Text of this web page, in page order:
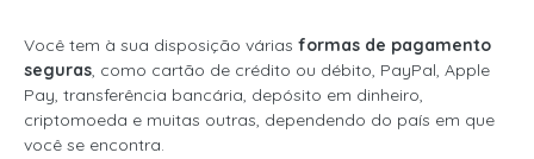
Você tem à sua disposição várias formas de pagamento
seguras, como cartão de crédito ou débito, PayPal, Apple
Pay, transferência bancária, depósito em dinheiro,
criptomoeda e muitas outras, dependendo do país em que
você se encontra.